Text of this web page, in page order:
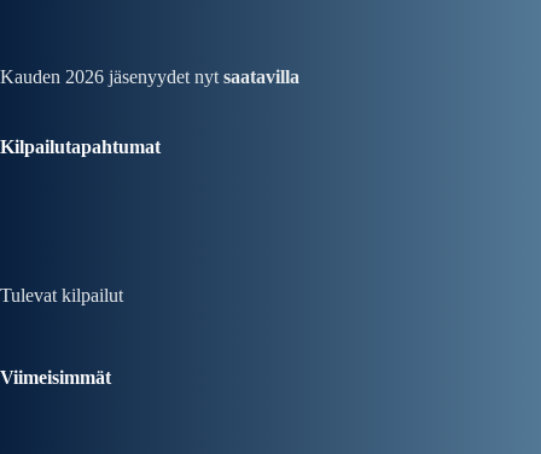
Kauden 2026 jäsenyydet nyt saatavilla
Kilpailutapahtumat
Tulevat kilpailut
Viimeisimmät